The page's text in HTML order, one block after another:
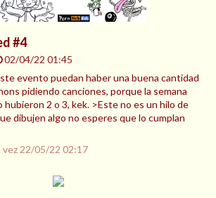
#4
02/04/22 01:45
evento puedan haber una buena cantidad
pidiendo canciones, porque la semana
hubieron 2 o 3, kek. >Este no es un hilo de
dibujen algo no esperes que lo cumplan
vez 22/05/22 02:17